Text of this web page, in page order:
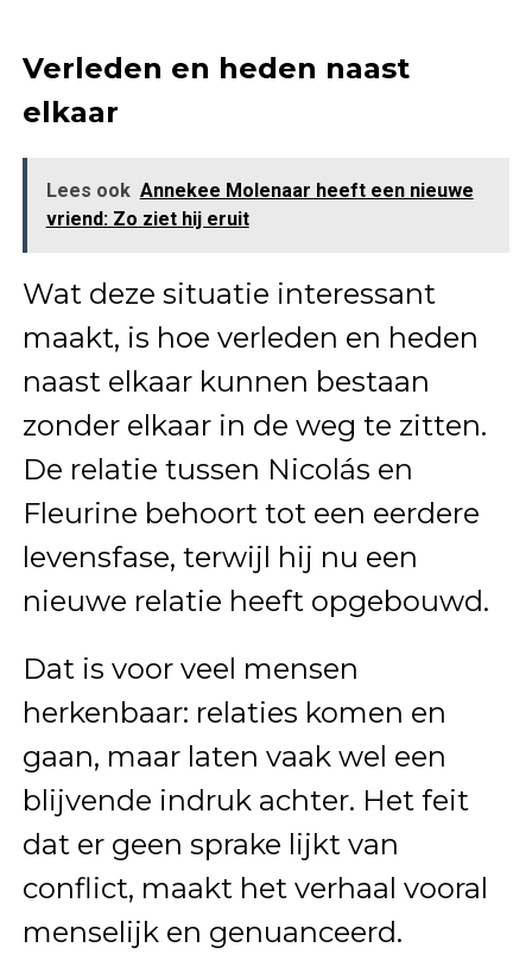
Verleden en heden naast
elkaar
Lees ook Annekee Molenaar heeft een nieuwe
vriend: Zo ziet hij eruit
Wat deze situatie interessant
maakt, is hoe verleden en heden
naast elkaar kunnen bestaan
zonder elkaar in de weg te zitten.
De relatie tussen Nicolás en
Fleurine behoort tot een eerdere
levensfase, terwijl hij nu een
nieuwe relatie heeft opgebouwd.
Dat is voor veel mensen
herkenbaar: relaties komen en
gaan, maar laten vaak wel een
blijvende indruk achter. Het feit
dat er geen sprake lijkt van
conflict, maakt het verhaal vooral
menselijk en genuanceerd.